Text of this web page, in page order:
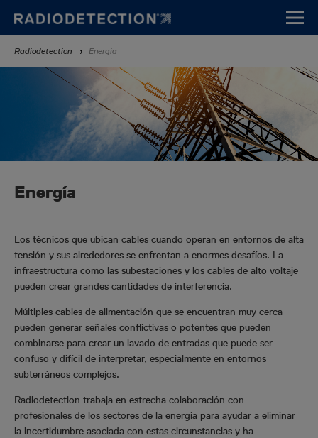
contenido
principal
Sobrescribir
enlaces
navegación
Radiodetection Energía
Energía
Los técnicos que ubican cables cuando operan en entornos de alta
tensión y sus alrededores se enfrentan a enormes desafíos. La
infraestructura como las subestaciones y los cables de alto voltaje
pueden crear grandes cantidades de interferencia.
Múltiples cables de alimentación que se encuentran muy cerca
pueden generar señales conflictivas o potentes que pueden
combinarse para crear un lavado de entradas que puede ser
confuso y difícil de interpretar, especialmente en entornos
subterráneos complejos.
Radiodetection trabaja en estrecha colaboración con
profesionales de los sectores de la energía para ayudar a eliminar
la incertidumbre asociada con estas circunstancias y ha